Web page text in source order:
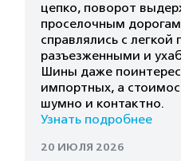
цепко, поворот
проселочным
справлялись с легкой
разъезженными и
Шины даже
импортных, а
шумно и контактно.
Узнать подробнее
20 ИЮЛЯ 2026